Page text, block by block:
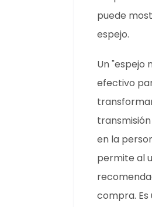
puede
espejo.
Un "espejo
efectivo
en la
permite al
compra.